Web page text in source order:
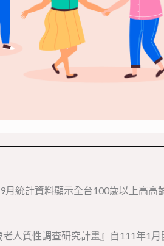
統計資料顯示全台100歲以上高
人質性調查研究計畫』自111年1